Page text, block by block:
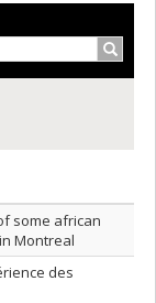
some african
Montreal
des